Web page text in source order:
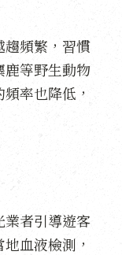
趨頻繁，習慣
鹿等野生動物
率也降低，
業者引導遊客
血液檢測，